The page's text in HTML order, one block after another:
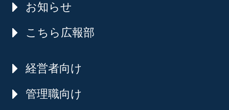
お知らせ
こちら広報部
経営者向け
管理職向け